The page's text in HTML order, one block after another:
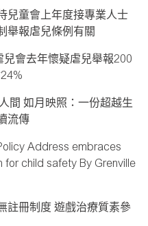
兒童會上年度接專業人士
報虐兒條例有關
兒會去年懷疑虐兒舉報200
間 如月映照：一份超越生
流傳
Address embraces
for child safety By Grenville
註冊制度 遊戲治療質素參